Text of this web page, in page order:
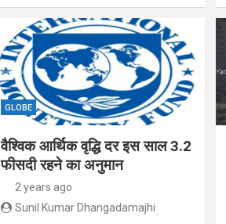
GLOBE
वैश्विक आर्थिक वृद्धि दर इस साल 3.2
फीसदी रहने का अनुमान
2 years ago
Sunil Kumar Dhangadamajhi